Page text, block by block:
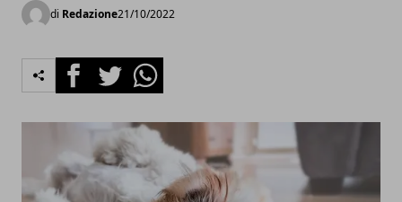
di Redazione21/10/2022
FacebookTwitterWhatsapp